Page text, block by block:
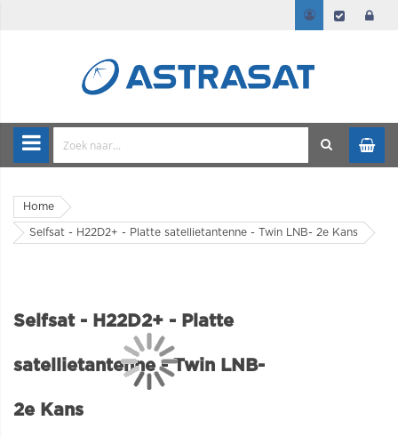
Home
Selfsat - H22D2+ - Platte satellietantenne - Twin LNB- 2e Kans
Selfsat - H22D2+ - Platte
satellietantenne - Twin LNB-
2e Kans